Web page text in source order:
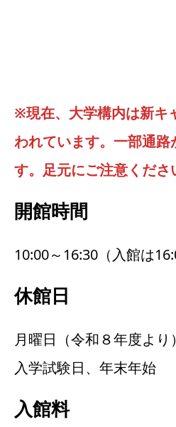
※現在、大学構内は新キ
われています。一部通路
す。足元にご注意くださ
開館時間
10:00～16:30（入館は
休館日
月曜日（令和８年度より
入学試験日、年末年始
入館料